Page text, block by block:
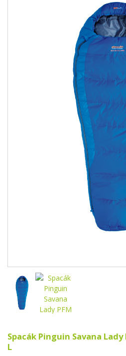
Spacák Pinguin Savana
L